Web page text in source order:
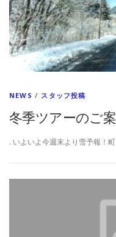
NEWS / スタッフ投稿
冬季ツアーのご
. いよいよ今週末より雪予報！